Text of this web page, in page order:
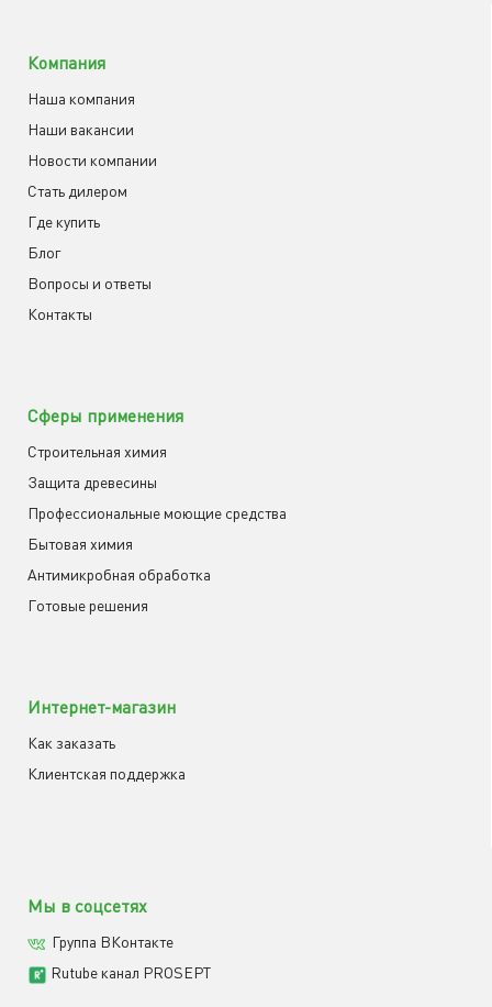
Компания
Наша компания
Наши вакансии
Новости компании
Cтать дилером
Где купить
Блог
Вопросы и ответы
Контакты
Сферы применения
Строительная химия
Защита древесины
Профессиональные моющие средства
Бытовая химия
Антимикробная обработка
Готовые решения
Интернет-магазин
Как заказать
Клиентская поддержка
Мы в соцсетях
Группа ВКонтакте
Rutube канал PROSEPT